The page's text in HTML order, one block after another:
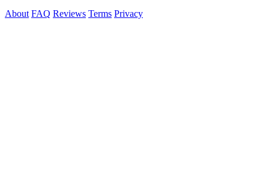
About FAQ Reviews Terms Privacy